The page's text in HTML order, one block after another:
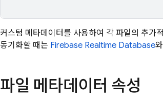
커스텀 메타데이터를 사용하여 각 파일의 추가
동기화할 때는 Firebase Realtime Database
파일 메타데이터 속성